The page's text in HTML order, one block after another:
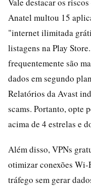
Anatel multou 15
"internet ilimitada
listagens na Play
frequentemente são
dados em segundo
Relatórios da Avast
scams. Portanto, opte
acima de 4 estrelas e
Além disso, VPNs
otimizar conexões
tráfego sem gerar